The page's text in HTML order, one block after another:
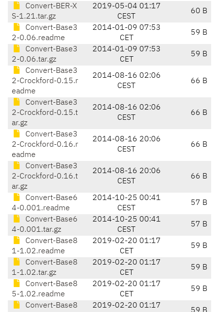
Convert-BER-X
S-1.21.tar.gz
2019-05-04 01:17
CEST
60 B
Convert-Base3
2-0.06.readme
2014-01-09 07:53
CET
59 B
Convert-Base3
2-0.06.tar.gz
2014-01-09 07:53
CET
59 B
Convert-Base3
2-Crockford-0.15.r
eadme
2014-08-16 02:06
CEST
66 B
Convert-Base3
2-Crockford-0.15.t
ar.gz
2014-08-16 02:06
CEST
66 B
Convert-Base3
2-Crockford-0.16.r
eadme
2014-08-16 20:06
CEST
66 B
Convert-Base3
2-Crockford-0.16.t
ar.gz
2014-08-16 20:06
CEST
66 B
Convert-Base6
4-0.001.readme
2014-10-25 00:41
CEST
57 B
Convert-Base6
4-0.001.tar.gz
2014-10-25 00:41
CEST
57 B
Convert-Base8
1-1.02.readme
2019-02-20 01:17
CET
59 B
Convert-Base8
1-1.02.tar.gz
2019-02-20 01:17
CET
59 B
Convert-Base8
5-1.02.readme
2019-02-20 01:17
CET
59 B
Convert-Base8 2019-02-20 01:17